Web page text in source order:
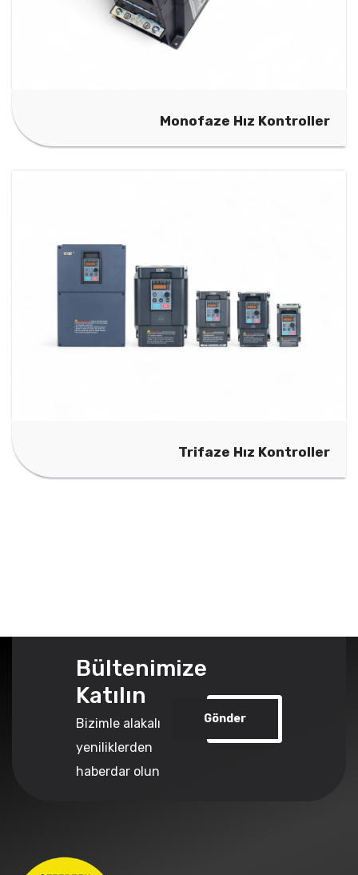
Monofaze Hız Kontroller
Trifaze Hız Kontroller
Bültenimize
Katılın
Bizimle alakalı
yeniliklerden
haberdar olun
Gönder